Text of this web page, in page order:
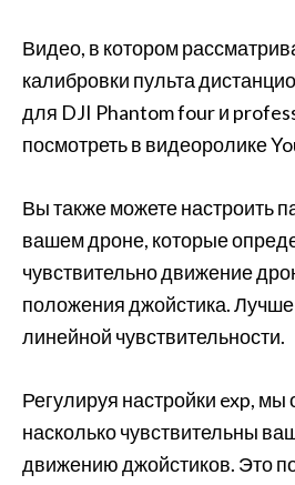
Видео, в котором
калибровки пульта
для DJI Phantom four и
посмотреть в видеоролике
Вы также можете настроить
вашем дроне, которые
чувствительно движение
положения джойстика. Лучше
линейной чувствительности.
Регулируя настройки exp,
насколько чувствительны
движению джойстиков. Это